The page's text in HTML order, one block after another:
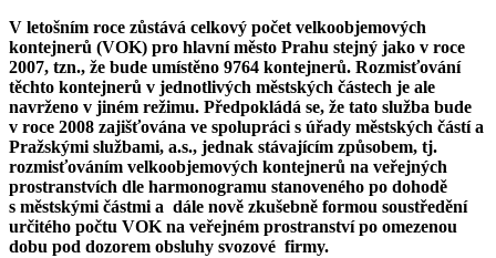
V letošním roce zůstává celkový počet velkoobjemových
kontejnerů (VOK) pro hlavní město Prahu stejný jako v roce
2007, tzn., že bude umístěno 9764 kontejnerů. Rozmisťování
těchto kontejnerů v jednotlivých městských částech je ale
navrženo v jiném režimu. Předpokládá se, že tato služba bude
v roce 2008 zajišťována ve spolupráci s úřady městských částí a
Pražskými službami, a.s., jednak stávajícím způsobem, tj.
rozmisťováním velkoobjemových kontejnerů na veřejných
prostranstvích dle harmonogramu stanoveného po dohodě
s městskými částmi a dále nově zkušebně formou soustředění
určitého počtu VOK na veřejném prostranství po omezenou
dobu pod dozorem obsluhy svozové firmy.